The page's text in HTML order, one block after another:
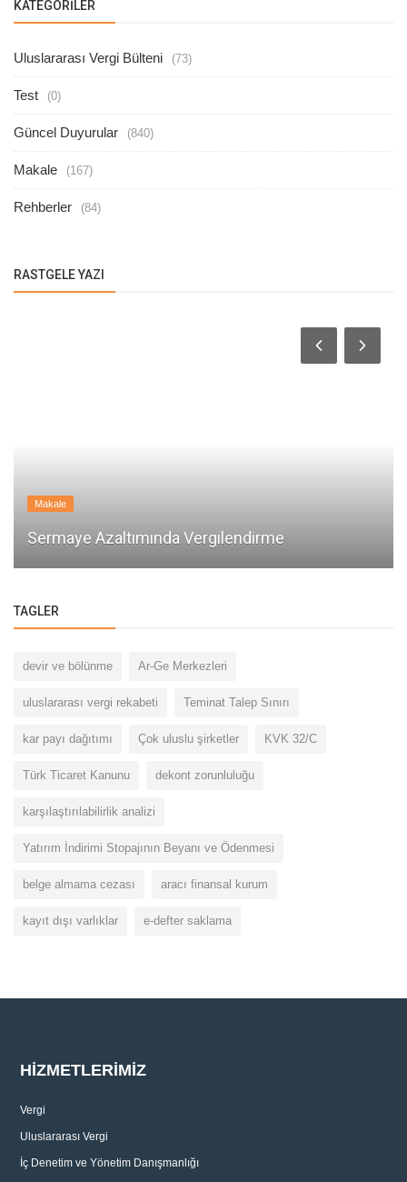
KATEGORILER
Uluslararası Vergi Bülteni (73)
Test (0)
Güncel Duyurular (840)
Makale (167)
Rehberler (84)
RASTGELE YAZI
Makale
Sermaye Azaltımında Vergilendirme
Güncel Duyurular
Yurt İçi Yerleşik Gerçek Kişilerin Altın Cinsinden
TAGLER
devir ve bölünme Ar-Ge Merkezleri
uluslararası vergi rekabeti Teminat Talep Sınırı
kar payı dağıtımı Çok uluslu şirketler KVK 32/C
Türk Ticaret Kanunu dekont zorunluluğu
karşılaştırılabilirlik analizi
Yatırım İndirimi Stopajının Beyanı ve Ödenmesi
belge almama cezası aracı finansal kurum
kayıt dışı varlıklar e-defter saklama
HİZMETLERİMİZ
Vergi
Uluslararası Vergi
İç Denetim ve Yönetim Danışmanlığı